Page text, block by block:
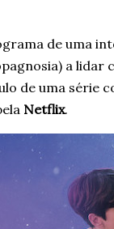
de uma
a lidar
de uma série
Netflix.